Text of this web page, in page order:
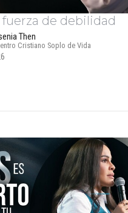
fuerza de debilidad
Then
Cristiano Soplo de Vida